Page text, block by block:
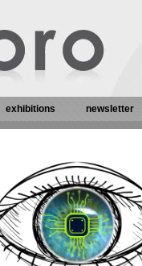
exhibitions newsletter